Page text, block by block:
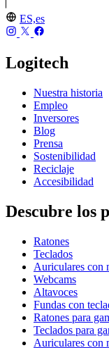
ES,es
Logitech
Nuestra historia
Empleo
Inversores
Blog
Prensa
Sostenibilidad
Reciclaje
Accesibilidad
Descubre los
Ratones
Teclados
Auriculares con
Webcams
Altavoces
Fundas con
Ratones para
Teclados para
Auriculares con